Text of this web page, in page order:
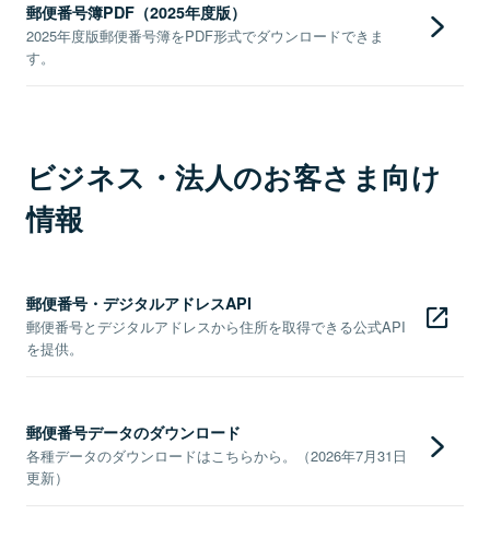
郵便番号簿PDF（2025年度版）
2025年度版郵便番号簿をPDF形式でダウンロードできま
す。
ビジネス・法人のお客さま向け
情報
郵便番号・デジタルアドレスAPI
郵便番号とデジタルアドレスから住所を取得できる公式API
を提供。
郵便番号データのダウンロード
各種データのダウンロードはこちらから。（2026年7月31日
更新）